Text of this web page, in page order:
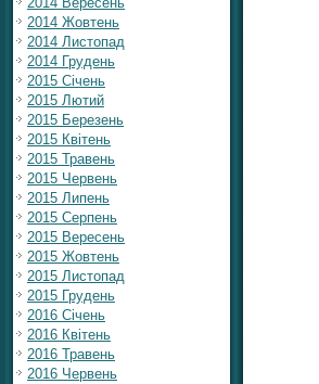
2014 Жовтень
2014 Листопад
2014 Грудень
2015 Січень
2015 Лютий
2015 Березень
2015 Квітень
2015 Травень
2015 Червень
2015 Липень
2015 Серпень
2015 Вересень
2015 Жовтень
2015 Листопад
2015 Грудень
2016 Січень
2016 Квітень
2016 Травень
2016 Червень